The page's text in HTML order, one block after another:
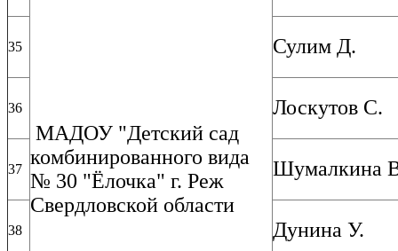
МАДОУ "Детский сад
комбинированного вида
№ 30 "Ёлочка" г. Реж
Свердловской области
35 Сулим Д.
36 Лоскутов С.
37 Шумалкина
38 Дунина У.